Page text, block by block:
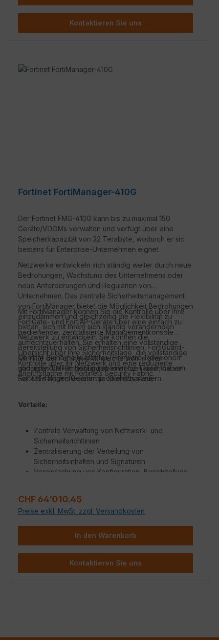
Kontaktieren Sie uns
Fortinet FortiManager-410G
Der Fortinet FMG-410G kann bis zu maximal 150
Geräte/VDOMs verwalten und verfügt über eine
Speicherkapazität von 32 Terabyte, wodurch er sich
bestens für Enterprise-Unternehmen eignet.
Netzwerke entwickeln sich ständig weiter durch neue
Bedrohungen, Wachstums des Unternehmens oder
neue Anforderungen und Regularien von
Unternehmen. Das zentrale Sicherheitsmanagement
von FortiManager bietet die Möglichkeit Bedrohungen
einzudämmen und gleichzeitig die Flexibilität zu
bieten, sich mit Ihrem sich ständig verändernden
Netzwerk zu entwickeln. Sie können die
Bereitstellung von Sicherheitsrichtlinien, FortiGuard-
Content-Sicherheitsupdates, Firmware-Revisionen
und individuellen Konfigurationen für Tausende von
FortiOS-fähigen Geräten problemlos steuern.
Mit FortiManager können Sie die Kontrolle über Ihre
FortiGate- und FortiAP-Geräte über eine einfach zu
bedienende, zentralisierte Managementkonsole
aufrechtzuerhalten. Sie erhalten eine vollständige
Übersicht über Ihre Sicherheitslage, die vollständige
Kontrolle über Ihr Netzwerk und eine reduzierte
Angriffsfläche mit Fortinets Security Fabric.
Mit Hilfe der Fortinet-VM, welche sich in allen
gängigen VM-Umgebungen einsetzen lässt, haben
Sie volle Kontrolle über die Skalierbarkeit.
Vorteile:
Zentrale Verwaltung von Netzwerk- und
Sicherheitsrichtlinien
Zentralisierung der Verteilung von
Sicherheitsinhalten und Signaturen
Vereinfachung von Konfiguration, Bereitstellung
Automatisierung von Arbeitsabläufen und
Konfigurationen
Automatisierung von Backups mit optimierter
Software und Sicherheitsupdates
Regulärer Preis:
CHF 64’010.45
Preise exkl. MwSt. zzgl. Versandkosten
In den Warenkorb
Kontaktieren Sie uns